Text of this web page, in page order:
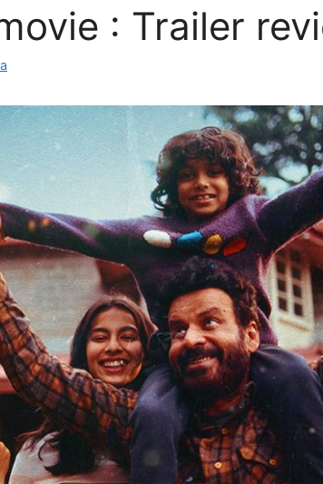
: Trailer